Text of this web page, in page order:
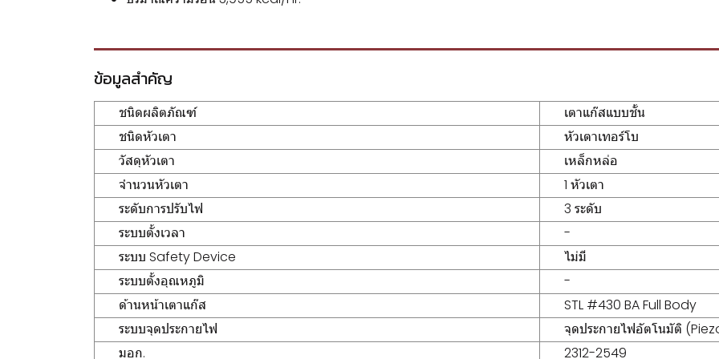
ข้อมูลสำคัญ
ชนิดผลิตภัณฑ์
เตาแก๊สแบบชั้น
ชนิดหัวเตา
หัวเตาเทอร์โบ
วัสดุหัวเตา
เหล็กหล่อ
จำนวนหัวเตา
1 หัวเตา
ระดับการปรับไฟ
3 ระดับ
ระบบตั้งเวลา
-
ระบบ Safety Device
ไม่มี
ระบบตั้งอุณหภูมิ
-
ด้านหน้าเตาแก๊ส
STL #430 BA Full Body
ระบบจุดประกายไฟ
จุดประกายไฟอัตโนมัติ
มอก.
2312-2549